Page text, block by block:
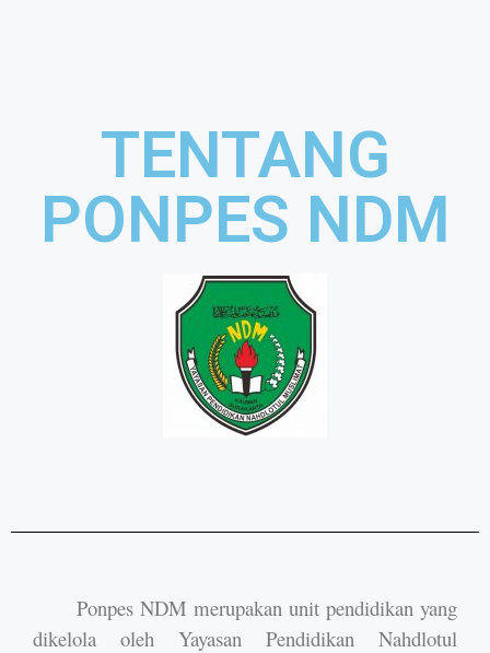
TENTANG
PONPES NDM
Ponpes NDM merupakan unit pendidikan yang
dikelola oleh Yayasan Pendidikan Nahdlotul